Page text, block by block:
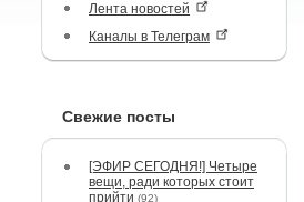
Лента новостей
Каналы в Телеграм
Свежие посты
[ЭФИР СЕГОДНЯ!] Четыре
вещи, ради которых стоит
прийти (92)